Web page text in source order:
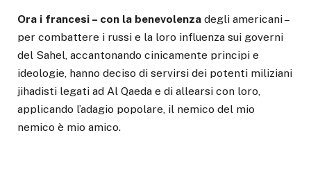
Ora i francesi – con la benevolenza degli americani –
per combattere i russi e la loro influenza sui governi
del Sahel, accantonando cinicamente principi e
ideologie, hanno deciso di servirsi dei potenti miliziani
jihadisti legati ad Al Qaeda e di allearsi con loro,
applicando l’adagio popolare, il nemico del mio
nemico è mio amico.